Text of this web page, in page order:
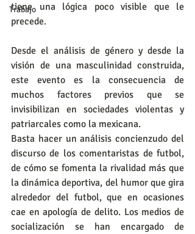
Trabajo
tiene una lógica poco visible que le
precede.
Desde el análisis de género y desde la
visión de una masculinidad construida,
este evento es la consecuencia de
muchos factores previos que se
invisibilizan en sociedades violentas y
patriarcales como la mexicana.
Basta hacer un análisis concienzudo del
discurso de los comentaristas de futbol,
de cómo se fomenta la rivalidad más que
la dinámica deportiva, del humor que gira
alrededor del futbol, que en ocasiones
cae en apología de delito. Los medios de
socialización se han encargado de